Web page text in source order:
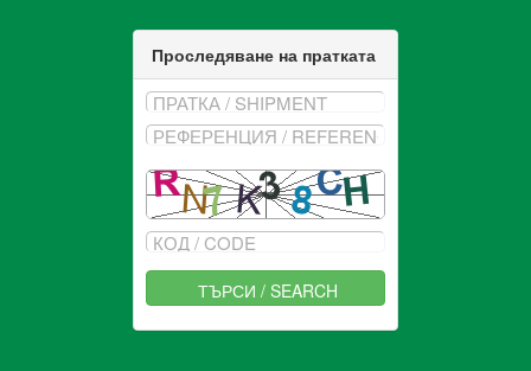
Проследяване на пратката
ТЪРСИ / SEARCH